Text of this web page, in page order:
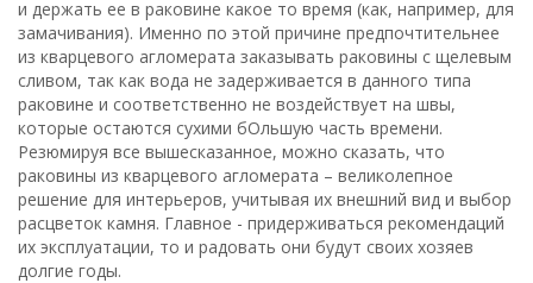
и держать ее в раковине какое то время (как, например, для
замачивания). Именно по этой причине предпочтительнее
из кварцевого агломерата заказывать раковины с щелевым
сливом, так как вода не задерживается в данного типа
раковине и соответственно не воздействует на швы,
которые остаются сухими бОльшую часть времени.
Резюмируя все вышесказанное, можно сказать, что
раковины из кварцевого агломерата – великолепное
решение для интерьеров, учитывая их внешний вид и выбор
расцветок камня. Главное - придерживаться рекомендаций
их эксплуатации, то и радовать они будут своих хозяев
долгие годы.